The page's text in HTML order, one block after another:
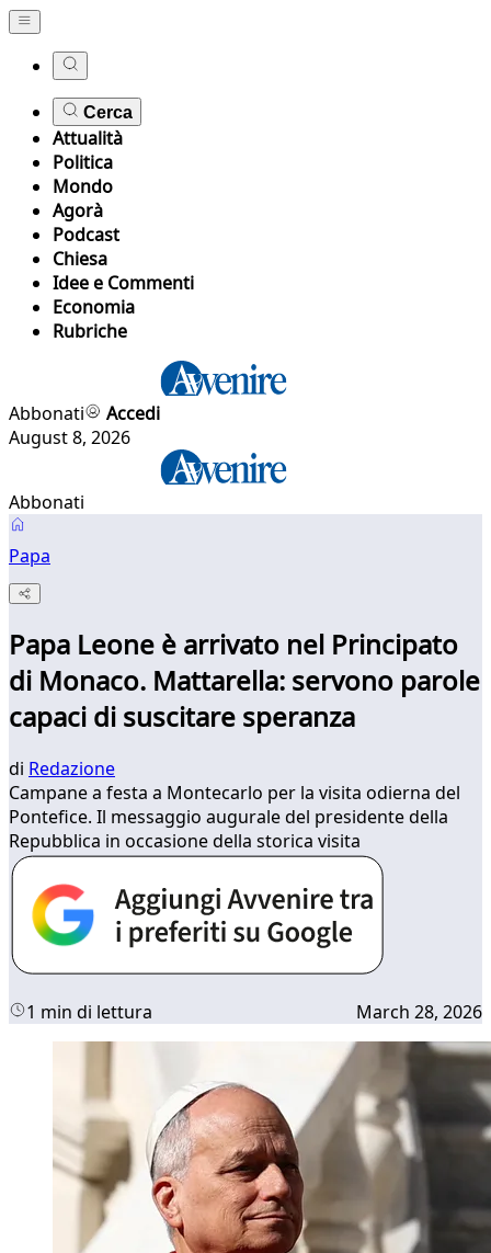
Cerca
Attualità
Politica
Mondo
Agorà
Podcast
Chiesa
Idee e Commenti
Economia
Rubriche
Abbonati
Accedi
August 8, 2026
Abbonati
Papa
Papa Leone è arrivato nel Principato
di Monaco. Mattarella: servono parole
capaci di suscitare speranza
di Redazione
Campane a festa a Montecarlo per la visita odierna del
Pontefice. Il messaggio augurale del presidente della
Repubblica in occasione della storica visita
1 min di lettura March 28, 2026